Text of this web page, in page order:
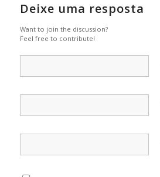
Deixe uma resposta
Want to join the discussion?
Feel free to contribute!